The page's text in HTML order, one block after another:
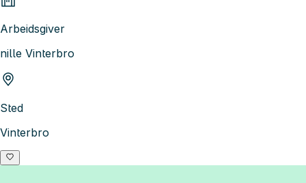
Arbeidsgiver
nille Vinterbro
Sted
Vinterbro